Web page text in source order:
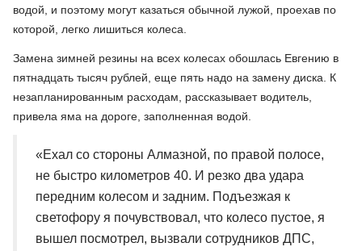
водой, и поэтому могут казаться обычной лужой, проехав по
которой, легко лишиться колеса.
Замена зимней резины на всех колесах обошлась Евгению в
пятнадцать тысяч рублей, еще пять надо на замену диска. К
незапланированным расходам, рассказывает водитель,
привела яма на дороге, заполненная водой.
«Ехал со стороны Алмазной, по правой полосе,
не быстро километров 40. И резко два удара
передним колесом и задним. Подъезжая к
светофору я почувствовал, что колесо пустое, я
вышел посмотрел, вызвали сотрудников ДПС,